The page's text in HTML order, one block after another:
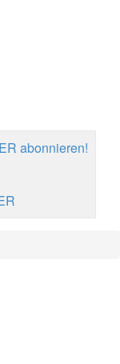
abonnieren!